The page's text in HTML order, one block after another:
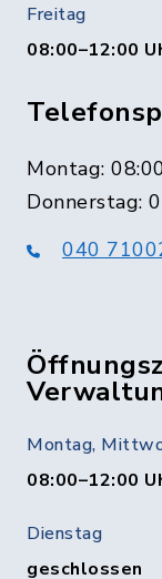
Freitag
08:00–12:00
Montag:
Donnerstag:
040
Montag,
08:00–12:00
Dienstag
geschlossen